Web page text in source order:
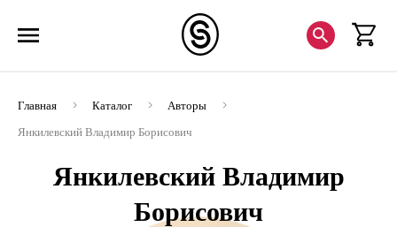
Главная Каталог
Авторы
Янкилевский Владимир Борисович
Янкилевский Владимир
Борисович